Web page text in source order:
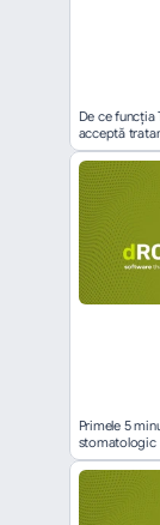
De ce funcția
acceptă
Primele 5
stomatologic